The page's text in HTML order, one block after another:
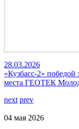
28.03.2026
«Кузбасс-2»
места ГЕОТЕК
next prev
04 мая 2026